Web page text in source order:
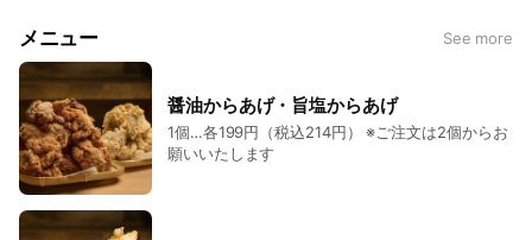
メニュー See more
醤油からあげ・旨塩からあげ
1個…各199円（税込214円） ※ご注文は2個からお
願いいたします